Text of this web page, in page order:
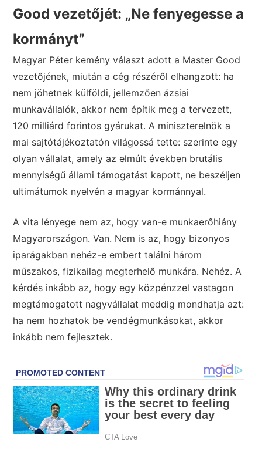
Good vezetőjét: „Ne fenyegesse a
kormányt”
Magyar Péter kemény választ adott a Master Good
vezetőjének, miután a cég részéről elhangzott: ha
nem jöhetnek külföldi, jellemzően ázsiai
munkavállalók, akkor nem építik meg a tervezett,
120 milliárd forintos gyárukat. A miniszterelnök a
mai sajtótájékoztatón világossá tette: szerinte egy
olyan vállalat, amely az elmúlt években brutális
mennyiségű állami támogatást kapott, ne beszéljen
ultimátumok nyelvén a magyar kormánnyal.
A vita lényege nem az, hogy van-e munkaerőhiány
Magyarországon. Van. Nem is az, hogy bizonyos
iparágakban nehéz-e embert találni három
műszakos, fizikailag megterhelő munkára. Nehéz. A
kérdés inkább az, hogy egy közpénzzel vastagon
megtámogatott nagyvállalat meddig mondhatja azt:
ha nem hozhatok be vendégmunkásokat, akkor
inkább nem fejlesztek.